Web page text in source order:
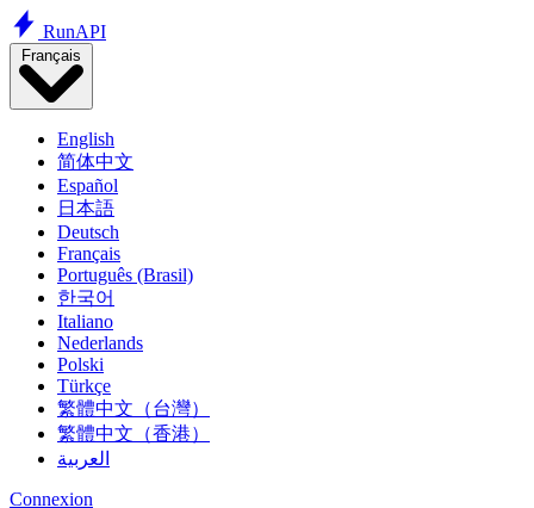
RunAPI
Français
English
简体中文
Español
日本語
Deutsch
Français
Português (Brasil)
한국어
Italiano
Nederlands
Polski
Türkçe
繁體中文（台灣）
繁體中文（香港）
العربية
Connexion